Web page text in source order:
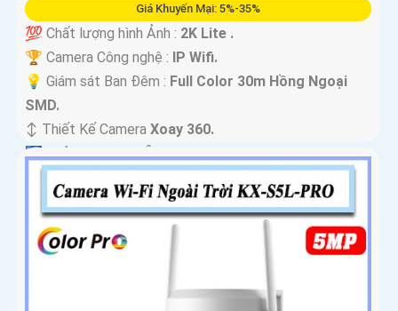
Giá Khuyến Mại: 5%-35%
💯 Chất lượng hình Ảnh : 2K Lite .
🏆 Camera Công nghệ : IP Wifi.
💡 Giám sát Ban Đêm : Full Color 30m Hồng Ngoại
SMD.
↕️ Thiết Kế Camera Xoay 360.
️🛃 Khả Năng :Thu Âm.